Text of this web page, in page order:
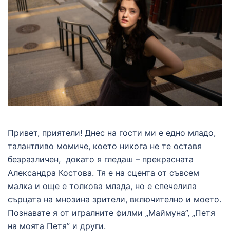
Привет, приятели! Днес на гости ми е едно младо,
талантливо момиче, което никога не те оставя
безразличен, докато я гледаш – прекрасната
Александра Костова. Тя е на сцента от съвсем
малка и още е толкова млада, но е спечелила
сърцата на мнозина зрители, включително и моето.
Познавате я от игралните филми „Маймуна”, „Петя
на моята Петя” и други.